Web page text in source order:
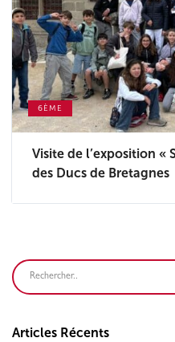
6ÈME
Visite de l’exposition «
des Ducs de Bretagnes
Articles Récents